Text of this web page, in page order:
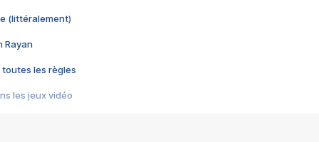
(littéralement)
Rayan
toutes les règles
les jeux vidéo